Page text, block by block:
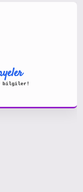
bilgiler!